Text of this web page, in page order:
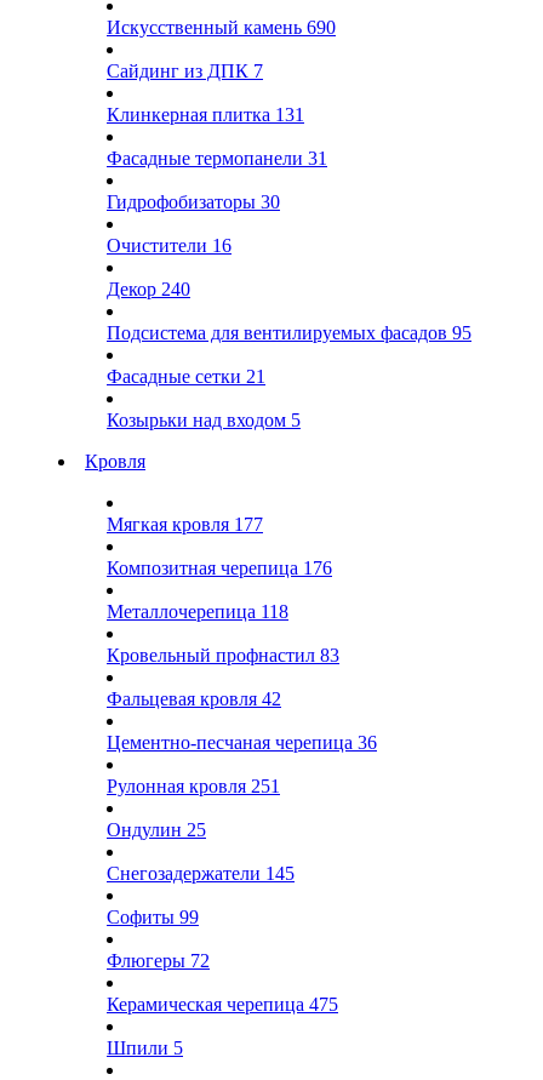
Искусственный камень 690
Сайдинг из ДПК 7
Клинкерная плитка 131
Фасадные термопанели 31
Гидрофобизаторы 30
Очистители 16
Декор 240
Подсистема для вентилируемых фасадов 95
Фасадные сетки 21
Козырьки над входом 5
Кровля
Мягкая кровля 177
Композитная черепица 176
Металлочерепица 118
Кровельный профнастил 83
Фальцевая кровля 42
Цементно-песчаная черепица 36
Рулонная кровля 251
Ондулин 25
Снегозадержатели 145
Софиты 99
Флюгеры 72
Керамическая черепица 475
Шпили 5